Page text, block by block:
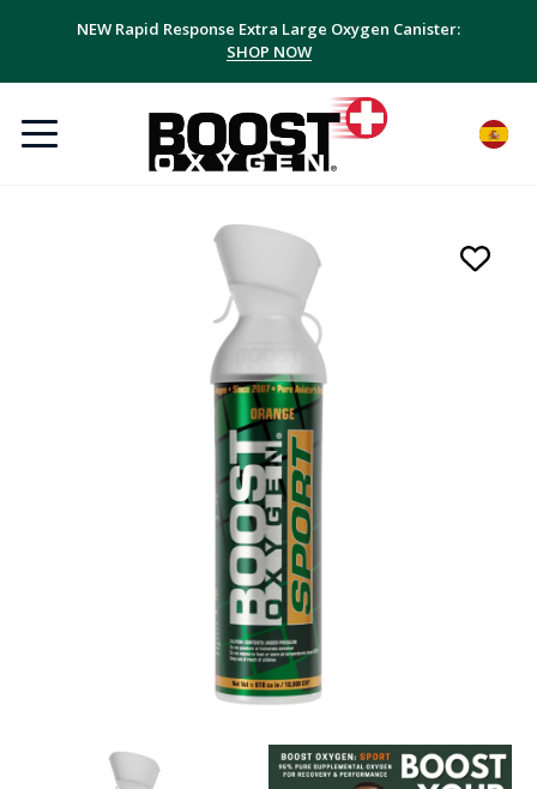
NEW Rapid Response Extra Large Oxygen Canister:
SHOP NOW